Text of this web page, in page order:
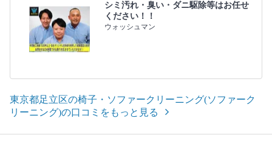
シミ汚れ・臭い・ダニ駆除等はお任せ
ください！！
ウォッシュマン
東京都足立区の椅子・ソファークリーニング(ソファーク
リーニング)の口コミをもっと見る